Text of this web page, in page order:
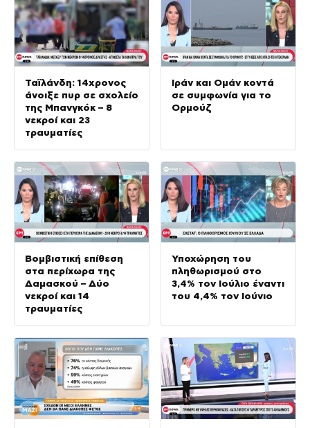
Ταϊλάνδη: 14χρονος
άνοιξε πυρ σε σχολείο
της Μπανγκόκ – 8
νεκροί και 23
τραυματίες
Ιράν και Ομάν κοντά
σε συμφωνία για το
Ορμούζ
Βομβιστική επίθεση
στα περίχωρα της
Δαμασκού – Δύο
νεκροί και 14
τραυματίες
Υποχώρηση του
πληθωρισμού στο
3,4% τον Ιούλιο έναντι
του 4,4% τον Ιούνιο